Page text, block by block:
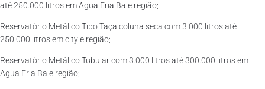
até 250.000 litros em Agua Fria Ba e região;
Reservatório Metálico Tipo Taça coluna seca com 3.000 litros até
250.000 litros em city e região;
Reservatório Metálico Tubular com 3.000 litros até 300.000 litros em
Agua Fria Ba e região;